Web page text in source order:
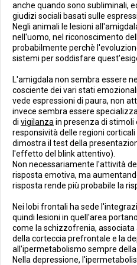
anche quando sono subliminali,
giudizi sociali basati sulle
Negli animali le lesioni
nell'uomo, nel riconoscimento
probabilmente perchè
sistemi per soddisfare
L'amigdala non sembra essere
cosciente dei vari stati
vede espressioni di paura, non
invece sembra essere
di vigilanza in presenza di
responsività delle regioni
dimostra il test della
l'effetto del blink attentivo).
Non necessariamente l'attività
risposta emotiva, ma
risposta rende più probabile la
Nei lobi frontali ha sede
quindi lesioni in quell'area
come la schizzofrenia,
della corteccia prefrontale e la
all'ipermetabolismo sempre
Nella depressione,